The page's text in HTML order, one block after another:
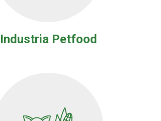
Industria Petfood